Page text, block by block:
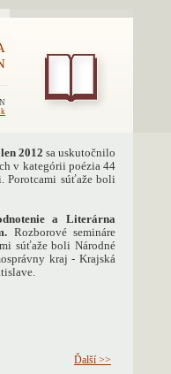
2012 sa uskutočnilo
v kategórii poézia 44
Porotcami súťaže boli
a Literárna
Rozborové semináre
súťaže boli Národné
kraj - Krajská
Ďalší >>